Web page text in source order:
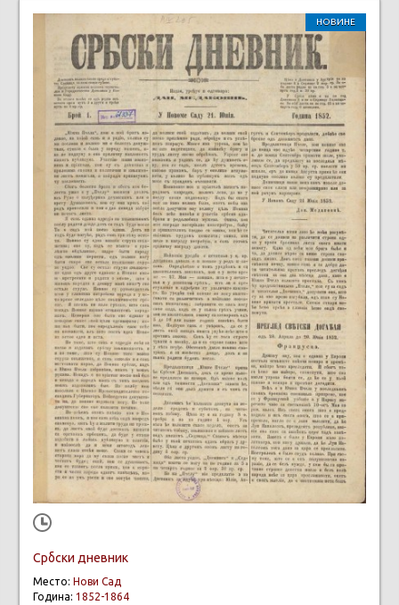
НОВИНЕ
Србски дневник
Место: Нови Сад
Година: 1852-1864